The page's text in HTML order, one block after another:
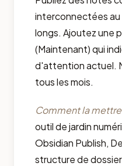
interconnectées au
longs. Ajoutez une
(Maintenant) qui
d'attention actuel.
tous les mois.
Comment la
outil de jardin
Obsidian Publish,
structure de